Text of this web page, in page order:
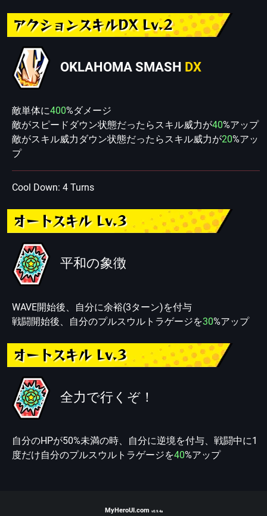
アクションスキルDX Lv.2
OKLAHOMA SMASH DX
敵単体に400%ダメージ
敵がスピードダウン状態だったらスキル威力が40%アップ
敵がスキル威力ダウン状態だったらスキル威力が20%アッ
プ
Cool Down: 4 Turns
オートスキル Lv.3
平和の象徴
WAVE開始後、自分に余裕(3ターン)を付与
戦闘開始後、自分のプルスウルトラゲージを30%アップ
オートスキル Lv.3
全力で行くぞ！
自分のHPが50%未満の時、自分に逆境を付与、戦闘中に1
度だけ自分のプルスウルトラゲージを40%アップ
MyHeroUI.com v0.9.4a